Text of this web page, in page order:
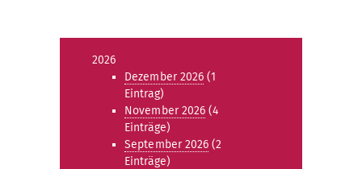
2026
Dezember 2026 (1
Eintrag)
November 2026 (4
Einträge)
September 2026 (2
Einträge)